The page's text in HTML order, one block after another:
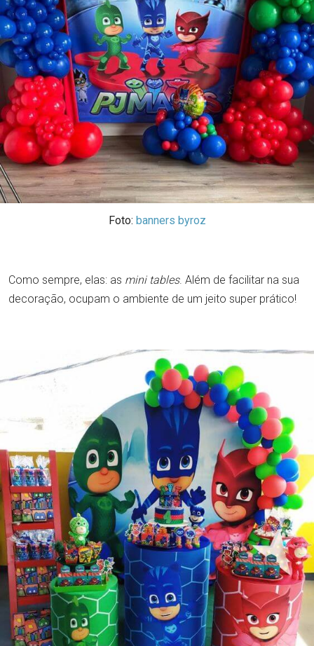
Foto: banners byroz
Como sempre, elas: as mini tables. Além de facilitar na sua
decoração, ocupam o ambiente de um jeito super prático!